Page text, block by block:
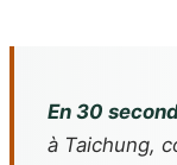
En 30
à Taichung,